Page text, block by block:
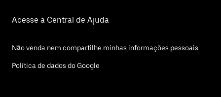
Acesse a Central de Ajuda
Não venda nem compartilhe minhas informações pessoais
Política de dados do Google